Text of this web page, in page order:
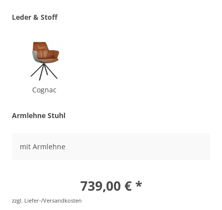
Leder & Stoff
Cognac
Armlehne Stuhl
mit Armlehne
739,00 € *
zzgl. Liefer-/Versandkosten